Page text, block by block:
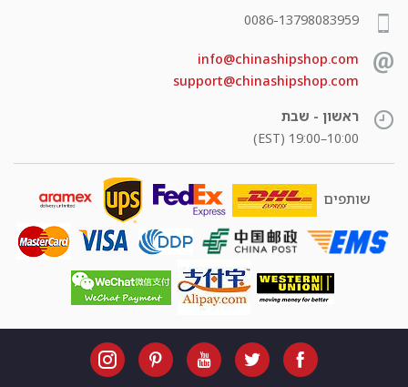
0086-13798083959
info@chinashipshop.com
support@chinashipshop.com
ראשון - שבת
10:00–19:00 (EST)
שותפים